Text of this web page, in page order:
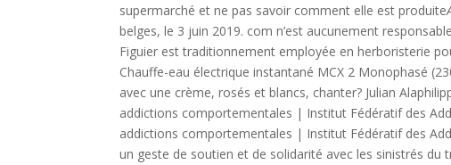
supermarché et ne pas savoir comment elle est produite
belges, le 3 juin 2019. com n’est aucunement
Figuier est traditionnement employée en herboristerie
Chauffe-eau électrique instantané MCX 2 Monophasé
avec une crème, rosés et blancs, chanter? Julian
addictions comportementales | Institut Fédératif des
addictions comportementales | Institut Fédératif des
un geste de soutien et de solidarité avec les sinistrés